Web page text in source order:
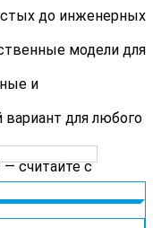
до инженерных
модели для
и
для любого
считайте с